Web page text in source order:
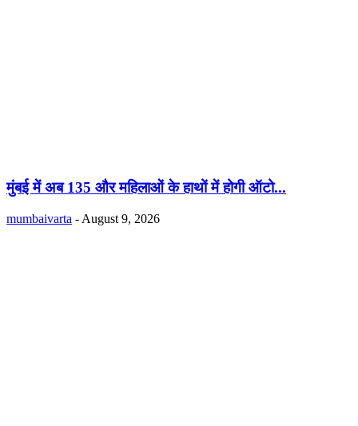
मुंबई में अब 135 और महिलाओं के हाथों में होगी ऑटो...
mumbaivarta - August 9, 2026